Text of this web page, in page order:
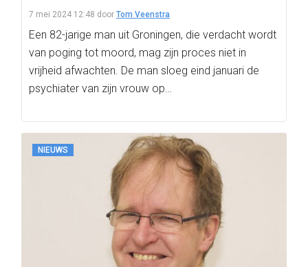
7 mei 2024 12:48 door Tom Veenstra
Een 82-jarige man uit Groningen, die verdacht wordt
van poging tot moord, mag zijn proces niet in
vrijheid afwachten. De man sloeg eind januari de
psychiater van zijn vrouw op…
NIEUWS